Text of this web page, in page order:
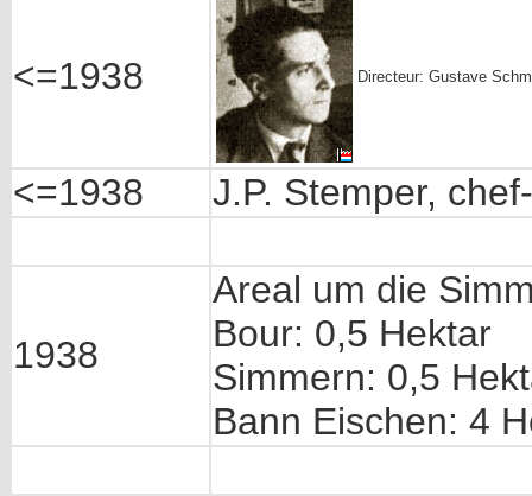
<=1938 Directeur: Gustave
<=1938 J.P. Stemper,
1938
Areal um die
Bour: 0,5 Hektar
Simmern: 0,5
Bann Eischen: 4